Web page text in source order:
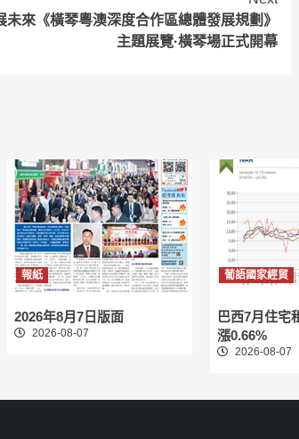
未來《橫琴粵澳深度合作區總體發展規劃》
主題展覽·橫琴場正式開幕
報紙
2026年8月7日版面
2026-08-07
葡語國家經貿
巴西7月住宅
漲0.66%
2026-08-07